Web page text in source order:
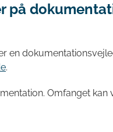
på
en
.
Omfanget kan